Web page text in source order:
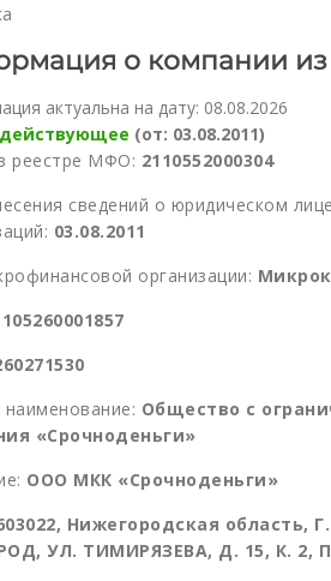
о компании
актуальна на дату: 08.08.2026
действующее (от: 03.08.2011)
реестре МФО: 2110552000304
сведений о юридическом
03.08.2011
организации:
Общество с
«Срочноденьги»
ООО МКК «Срочноденьги»
Нижегородская
УЛ. ТИМИРЯЗЕВА, Д. 15, К. 2,